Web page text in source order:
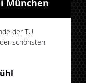
München
der TU
schönsten